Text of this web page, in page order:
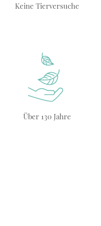
Keine Tierversuche
Über 130 Jahre